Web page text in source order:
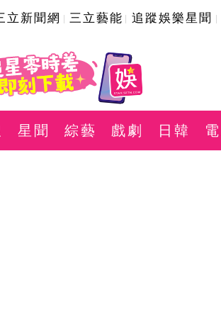
立新聞網 三立藝能 追蹤娛樂星聞
星聞 綜藝 戲劇 日韓